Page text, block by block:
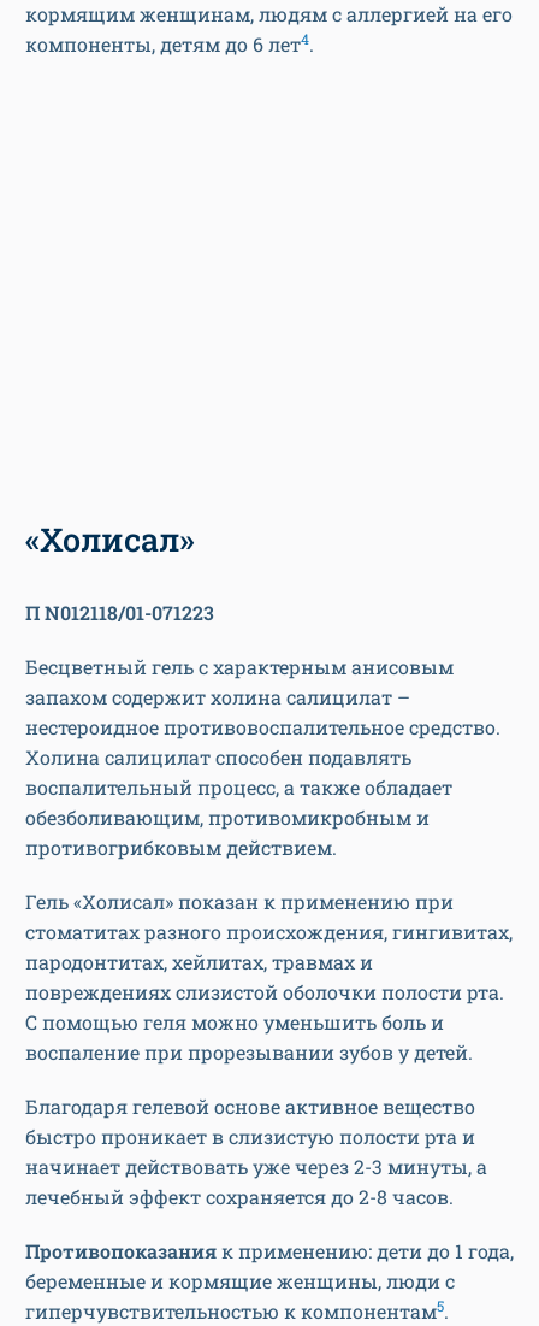
кормящим женщинам, людям с аллергией на его
компоненты, детям до 6 лет4.
«Холисал»
П N012118/01-071223
Бесцветный гель с характерным анисовым
запахом содержит холина салицилат –
нестероидное противовоспалительное средство.
Холина салицилат способен подавлять
воспалительный процесс, а также обладает
обезболивающим, противомикробным и
противогрибковым действием.
Гель «Холисал» показан к применению при
стоматитах разного происхождения, гингивитах,
пародонтитах, хейлитах, травмах и
повреждениях слизистой оболочки полости рта.
С помощью геля можно уменьшить боль и
воспаление при прорезывании зубов у детей.
Благодаря гелевой основе активное вещество
быстро проникает в слизистую полости рта и
начинает действовать уже через 2-3 минуты, а
лечебный эффект сохраняется до 2-8 часов.
Противопоказанияк применению: дети до 1 года,
беременные и кормящие женщины, люди с
гиперчувствительностью к компонентам5.